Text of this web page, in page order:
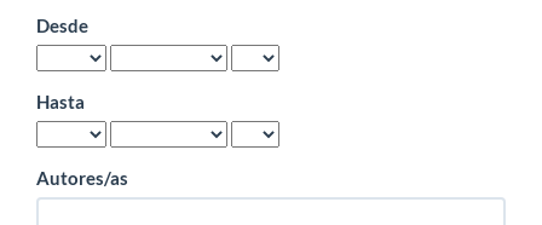
Desde
Hasta
Autores/as